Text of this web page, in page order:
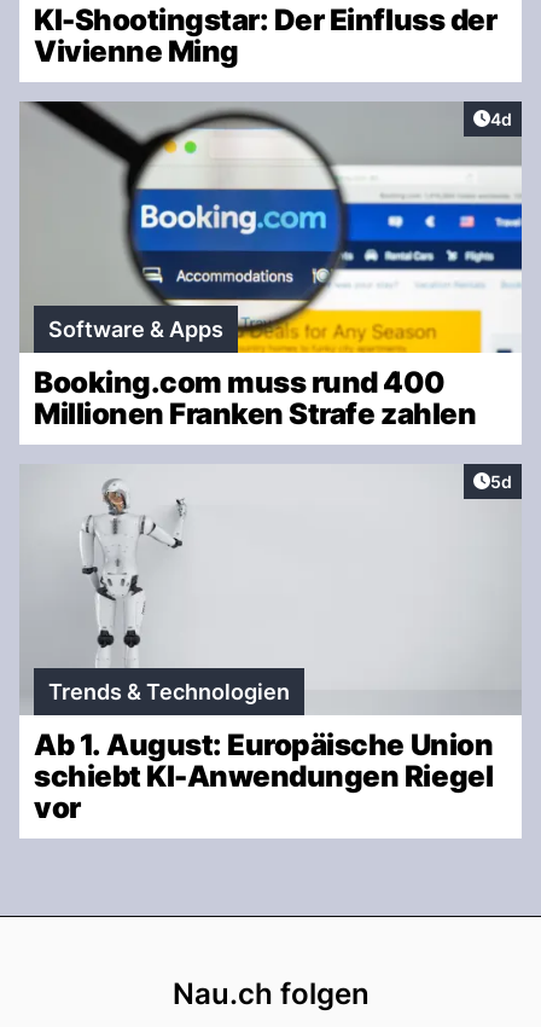
KI-Shootingstar: Der Einfluss der
Vivienne Ming
4d
Software & Apps
Booking.com muss rund 400
Millionen Franken Strafe zahlen
5d
Trends & Technologien
Ab 1. August: Europäische Union
schiebt KI-Anwendungen Riegel
vor
Nau.ch folgen